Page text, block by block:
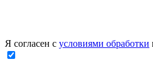
Я согласен с условиями обработки